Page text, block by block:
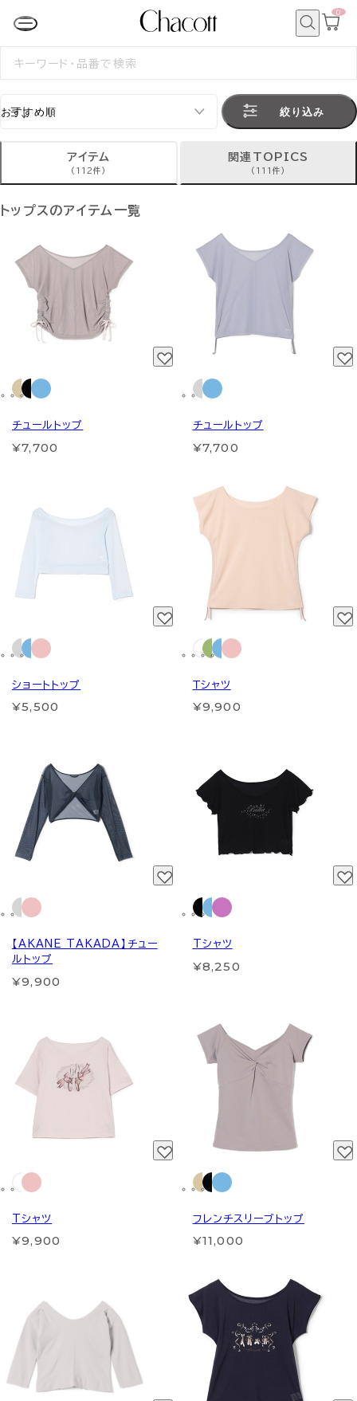
カ
0
検
絞り込み
アイテム
(112件)
関連TOPICS
(111件)
トップスのアイテム一覧
チュールトップ
¥7,700
チュールトップ
¥7,700
ショートトップ
¥5,500
Ｔシャツ
¥9,900
【AKANE TAKADA】チュー
ルトップ
¥9,900
Tシャツ
¥8,250
Tシャツ
¥9,900
フレンチスリーブトップ
¥11,000